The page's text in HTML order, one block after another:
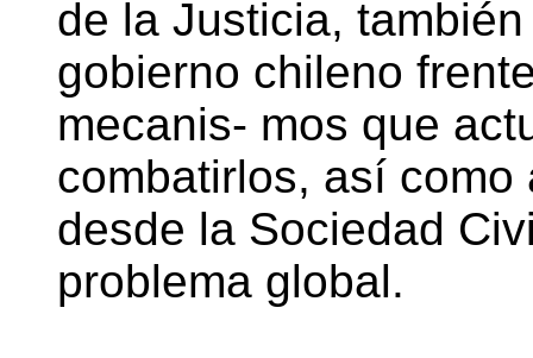
de la Justicia,
gobierno chileno
mecanis- mos que
combatirlos, así
desde la Sociedad
problema global.